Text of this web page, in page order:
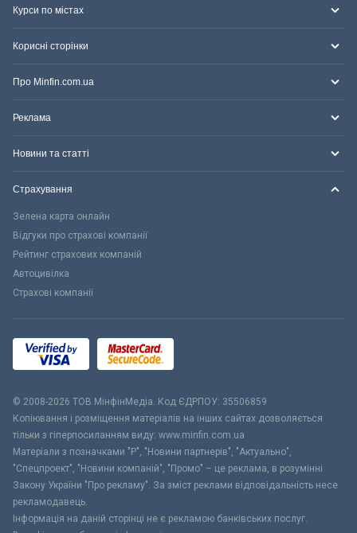
Курси по містах
Корисні сторінки
Про Minfin.com.ua
Реклама
Новини та статті
Страхування
Зелена карта онлайн
Відгуки про страхові компанії
Рейтинг страхових компаній
Автоцивілка
Страхові компанії
© 2008-2026 ТОВ МiнфiнМедiа. Код ЄДРПОУ: 35506859
Копіювання і розміщення матеріалів на інших сайтах дозволяється
тільки з гіперпосиланням виду: www.minfin.com.ua
Матеріали з позначками "Р", "Новини партнерів", "Актуально",
"Спецпроект", "Новини компаній", "Промо" – це реклама, в розумінні
Закону України "Про рекламу". За зміст реклами відповідальність несе
рекламодавець.
Інформація на даній сторінці не є рекламою банківських послуг.